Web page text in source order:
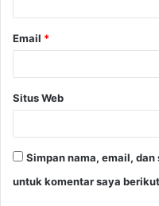
Email *
Situs Web
Simpan nama, email,
untuk komentar saya